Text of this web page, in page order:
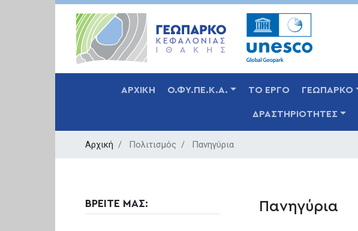
ΑΡΧΙΚΗ Ο.ΦΥ.ΠΕ.Κ.Α. ΤΟ ΕΡΓΟ ΓΕΩΠΑΡΚΟ
ΔΡΑΣΤΗΡΙΟΤΗΤΕΣ
Αρχική Πολιτισμός Πανηγύρια
Πανηγύρια
ΒΡΕΙΤΕ ΜΑΣ: